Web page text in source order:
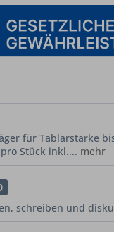
für Tablarstärke
Stück inkl.... mehr
schreiben und